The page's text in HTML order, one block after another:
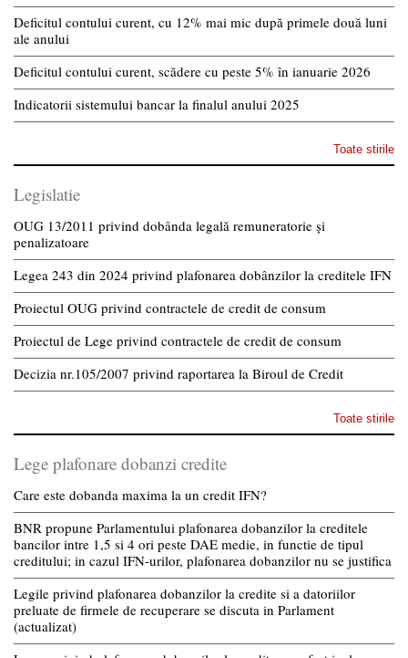
Deficitul contului curent, cu 12% mai mic după primele două luni
ale anului
Deficitul contului curent, scădere cu peste 5% în ianuarie 2026
Indicatorii sistemului bancar la finalul anului 2025
Toate stirile
Legislatie
OUG 13/2011 privind dobânda legală remuneratorie și
penalizatoare
Legea 243 din 2024 privind plafonarea dobânzilor la creditele IFN
Proiectul OUG privind contractele de credit de consum
Proiectul de Lege privind contractele de credit de consum
Decizia nr.105/2007 privind raportarea la Biroul de Credit
Toate stirile
Lege plafonare dobanzi credite
Care este dobanda maxima la un credit IFN?
BNR propune Parlamentului plafonarea dobanzilor la creditele
bancilor intre 1,5 si 4 ori peste DAE medie, in functie de tipul
creditului; in cazul IFN-urilor, plafonarea dobanzilor nu se justifica
Legile privind plafonarea dobanzilor la credite si a datoriilor
preluate de firmele de recuperare se discuta in Parlament
(actualizat)